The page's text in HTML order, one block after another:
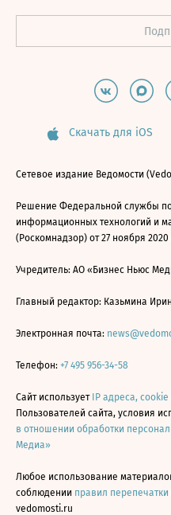
Скачать для iOS
Сетевое издание Ведомости
Решение Федеральной службы
информационных технологий и
(Роскомнадзор) от 27 ноября
Учредитель: АО «Бизнес Ньюс
Главный редактор: Казьмина
Электронная почта:
Телефон: +7 495 956-34-58
Сайт использует IP адреса,
Пользователей сайта, условия
в отношении обработки
Медиа»
Любое использование
соблюдении правил перепечатки
vedomosti.ru